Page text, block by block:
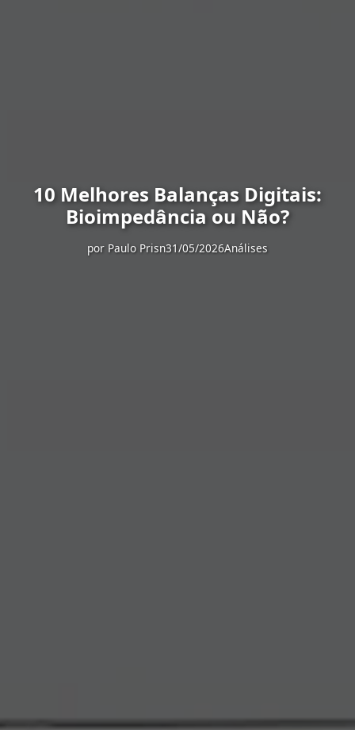
10 Melhores Balanças Digitais:
Bioimpedância ou Não?
por Paulo Prisn31/05/2026Análises